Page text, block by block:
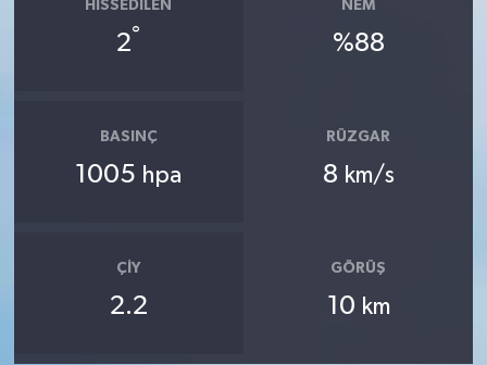
HISSEDILEN
2°
NEM
%88
BASINÇ
1005 hpa
RÜZGAR
8 km/s
ÇIY
2.2
GÖRÜŞ
10 km